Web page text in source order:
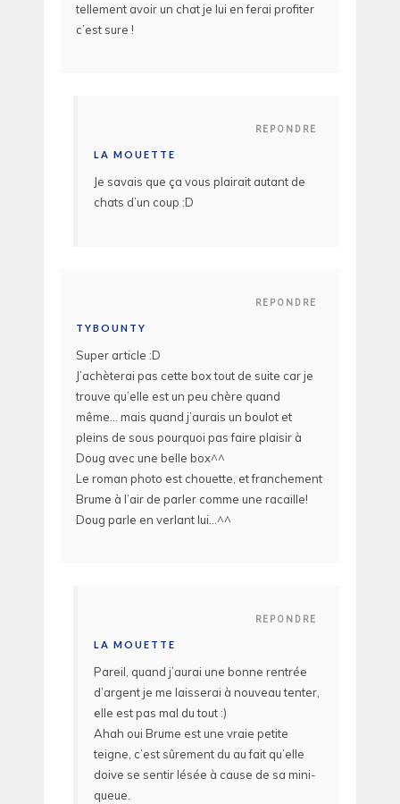
tellement avoir un chat je lui en ferai profiter
c’est sure !
REPONDRE
LA MOUETTE
Je savais que ça vous plairait autant de
chats d’un coup :D
REPONDRE
TYBOUNTY
Super article :D
J’achèterai pas cette box tout de suite car je
trouve qu’elle est un peu chère quand
même… mais quand j’aurais un boulot et
pleins de sous pourquoi pas faire plaisir à
Doug avec une belle box^^
Le roman photo est chouette, et franchement
Brume à l’air de parler comme une racaille!
Doug parle en verlant lui…^^
REPONDRE
LA MOUETTE
Pareil, quand j’aurai une bonne rentrée
d’argent je me laisserai à nouveau tenter,
elle est pas mal du tout :)
Ahah oui Brume est une vraie petite
teigne, c’est sûrement du au fait qu’elle
doive se sentir lésée à cause de sa mini-
queue.